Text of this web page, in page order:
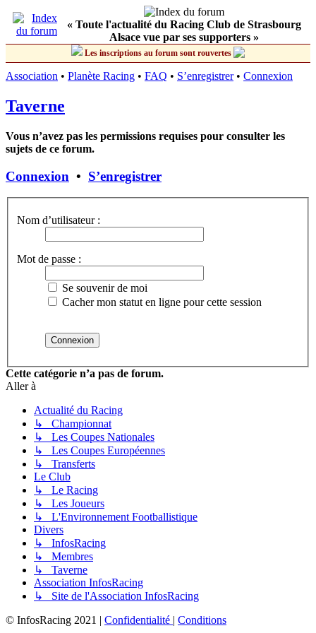
« Toute l'actualité du Racing Club de Strasbourg
Alsace vue par ses supporters »
Les inscriptions au forum sont rouvertes
Association • Planète Racing • FAQ • S’enregistrer• Connexion
Taverne
Vous n’avez pas les permissions requises pour consulter les
sujets de ce forum.
Connexion • S’enregistrer
Nom d’utilisateur :
Mot de passe :
Se souvenir de moi
Cacher mon statut en ligne pour cette session
Cette catégorie n’a pas de forum.
Aller à
Actualité du Racing
↳ Championnat
↳ Les Coupes Nationales
↳ Les Coupes Européennes
↳ Transferts
Le Club
↳ Le Racing
↳ Les Joueurs
↳ L'Environnement Footballistique
Divers
↳ InfosRacing
↳ Membres
↳ Taverne
Association InfosRacing
↳ Site de l'Association InfosRacing
© InfosRacing 2021 | Confidentialité | Conditions